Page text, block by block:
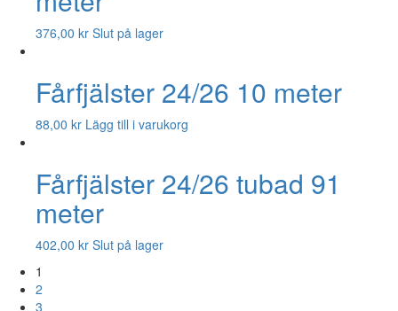
376,00 kr Slut på lager
Fårfjälster 24/26 10 meter
88,00 kr Lägg till i varukorg
Fårfjälster 24/26 tubad 91
meter
402,00 kr Slut på lager
1
2
3